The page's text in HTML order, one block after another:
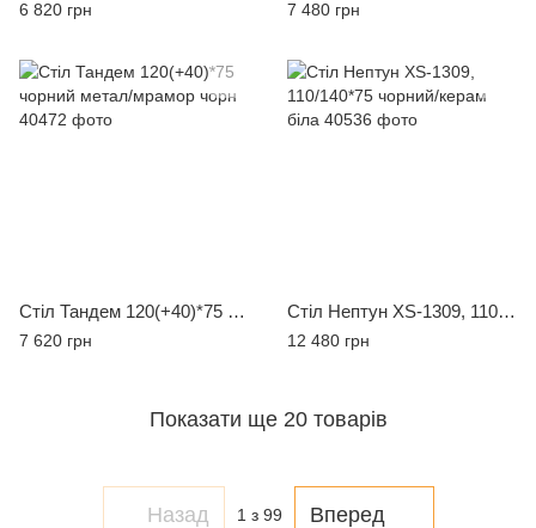
6 820 грн 7 480 грн
Стіл Тандем 120(+40)*75 чорний метал/мрамор чорн
7 620 грн
Стіл Нептун XS-1309, 110/140*75 чорний/керам біла
12 480 грн
Показати ще 20 товарів
Назад 1 з 99 Вперед